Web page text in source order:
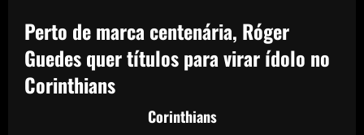
Perto de marca centenária, Róger
Guedes quer títulos para virar ídolo no
Corinthians
Corinthians